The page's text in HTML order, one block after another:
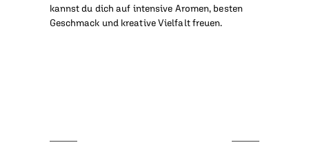
kannst du dich auf intensive Aromen, besten
Geschmack und kreative Vielfalt freuen.